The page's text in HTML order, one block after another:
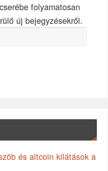
folyamatosan
új bejegyzésekről.
és altcoin kilátások a